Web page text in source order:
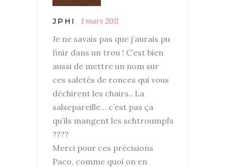
JPHI 1 mars 2011
Je ne savais pas que j’aurais pu
finir dans un trou ! C’est bien
aussi de mettre un nom sur
ces saletés de ronces qui vous
déchirent les chairs.. La
salsepareille… c’est pas ça
qu’ils mangent les schtroumpfs
????
Merci pour ces précisions
Paco, comme quoi on en